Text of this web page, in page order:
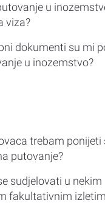
u
viza?
dokumenti su mi
u inozemstvo?
trebam ponijeti
putovanje?
sudjelovati u nekim
fakultativnim